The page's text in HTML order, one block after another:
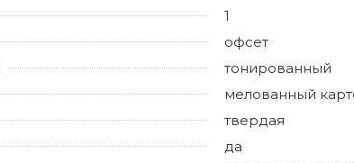
1
офсет
тонированный
мелованный
твердая
да